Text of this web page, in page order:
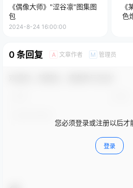
《偶像大师》"涩谷凛"图集图
包
2024-8-24 16:00:00
《
色
0 条回复 A 文章作者 M 管理员
您必须登录或注册以后才
登录